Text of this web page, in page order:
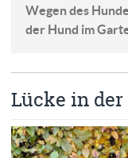
Wegen des
der Hund im
Lücke in